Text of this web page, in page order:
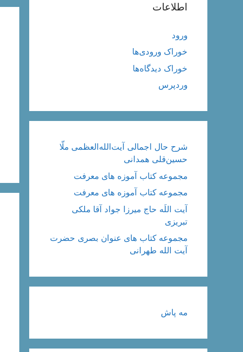
اطلاعات
ورود
خوراک ورودی‌ها
خوراک دیدگاه‌ها
وردپرس
شرح حال اجمالی آیت‌الله‌العظمی ملّا
حسین‌قلی همدانی
مجموعه کتاب آموزه های معرفت
مجموعه کتاب آموزه های معرفت
آیت اللَه حاج میرزا جواد آقا ملکی
تبریزی
مجموعه کتاب های عنوان بصری حضرت
آیت الله طهرانی
مه پاش